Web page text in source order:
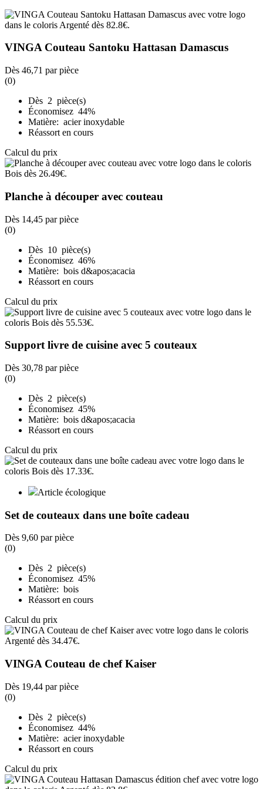
VINGA Couteau Santoku Hattasan Damascus
Dès 46,71 par pièce
(0)
Dès 2 pièce(s)
Économisez 44%
Matière: acier inoxydable
Réassort en cours
Calcul du prix
Planche à découper avec couteau
Dès 14,45 par pièce
(0)
Dès 10 pièce(s)
Économisez 46%
Matière: bois d&apos;acacia
Réassort en cours
Calcul du prix
Support livre de cuisine avec 5 couteaux
Dès 30,78 par pièce
(0)
Dès 2 pièce(s)
Économisez 45%
Matière: bois d&apos;acacia
Réassort en cours
Calcul du prix
Article écologique
Set de couteaux dans une boîte cadeau
Dès 9,60 par pièce
(0)
Dès 2 pièce(s)
Économisez 45%
Matière: bois
Réassort en cours
Calcul du prix
VINGA Couteau de chef Kaiser
Dès 19,44 par pièce
(0)
Dès 2 pièce(s)
Économisez 44%
Matière: acier inoxydable
Réassort en cours
Calcul du prix